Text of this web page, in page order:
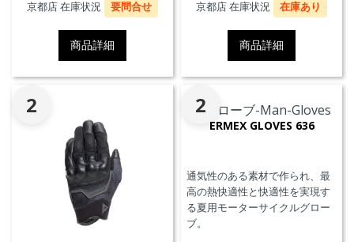
京都店 在庫状況 要問合せ
商品詳細
京都店 在庫状況 在庫あり
商品詳細
2 2
ERMEX GLOVES 636
通気性のある素材で作られ、最
高の熱快適性と快適性を実現す
る夏用モーターサイクルグロー
ブ。